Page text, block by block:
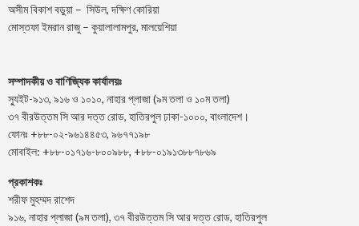
অসীম বিকাশ বড়ুয়া – সিউল, দক্ষিণ কোরিয়া
মোস্তফা ইমরান রাজু – কুয়ালালামপুর, মালয়েশিয়া
সম্পাদকীয় ও বাণিজ্যিক কার্যালয়ঃ
স্যুইট-৯১৩, ৯১৬ ও ১০১০, নাহার প্লাজা (৯ম তলা ও ১০ম তলা)
৩৭ বীরউত্তম সি আর দত্ত রোড, হাতিরপুল ঢাকা-১০০০, বাংলাদেশ।
ফোনঃ +৮৮-০২-৯৬১৪৪৫৩, ৯৬৭৭১৯৮
মোবাইল: +৮৮-০১৭১৬-৮০০৯৮৮, +৮৮-০১৯১৩৮৮৭৮৬৯
প্রকাশকঃ
শরীফ মুহম্মদ রাশেদ
৯১৬, নাহার প্লাজা (৯ম তলা), ৩৭ বীরউত্তম সি আর দত্ত রোড, হাতিরপুল